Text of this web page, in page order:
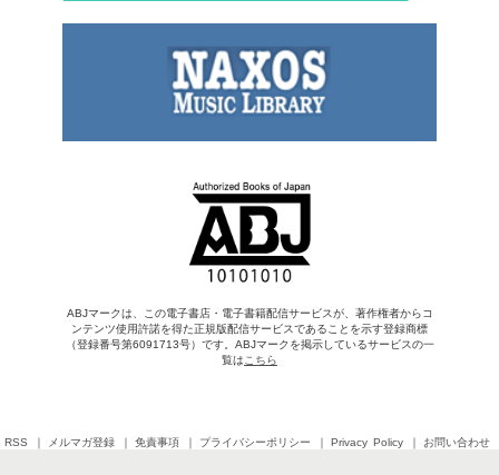
ABJマークは、この電子書店・電子書籍配信サービスが、著作権者からコ
ンテンツ使用許諾を得た正規版配信サービスであることを示す登録商標
（登録番号第6091713号）です。ABJマークを掲示しているサービスの一
覧は こちら
RSS メルマガ登録 免責事項 プライバシーポリシー Privacy Policy お問い合わせ